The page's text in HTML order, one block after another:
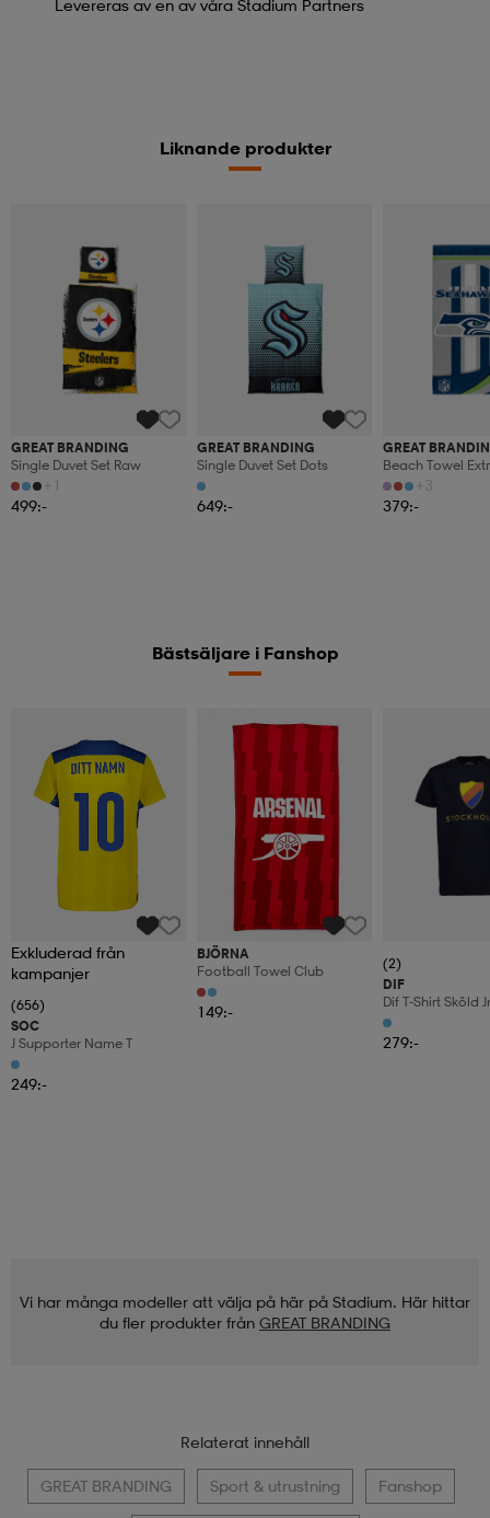
Levereras av en av våra Stadium Partners
Liknande produkter
GREAT BRANDING
Single Duvet Set Raw
+1
499:-
GREAT BRANDING
Single Duvet Set Dots
649:-
GREAT
Beach Towel
+3
379:-
Bästsäljare i Fanshop
Exkluderad från
kampanjer
(656)
SOC
J Supporter Name T
249:-
BJÖRNA
Football Towel Club
149:-
(2)
DIF
Dif T-Shirt Sköld Jr
279:-
Vi har många modeller att välja på här på Stadium. Här hittar
du fler produkter från GREAT BRANDING
Relaterat innehåll
GREAT BRANDING Sport & utrustning Fanshop